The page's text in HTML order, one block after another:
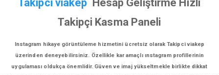
Takipci viakep Hesap Geliştirme Hızlı
Takipçi Kasma Paneli
Instagram hikaye görüntüleme hizmetini ücretsiz olarak Takipci viakep
üzerinden deneyebilirsiniz. Özellikle kar amaçlı ınstagram profillerinin
uygulaması oldukça önemlidir. Güven ve imaj yükseltmekle birlikte dikkat